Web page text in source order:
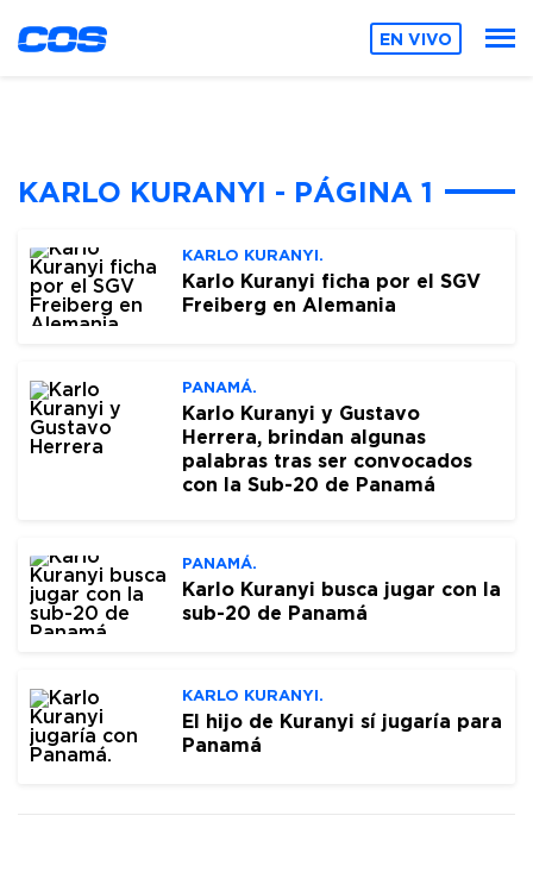
EN VIVO
KARLO KURANYI - PÁGINA 1
KARLO KURANYI.
Karlo Kuranyi ficha por el SGV
Freiberg en Alemania
PANAMÁ.
Karlo Kuranyi y Gustavo
Herrera, brindan algunas
palabras tras ser convocados
con la Sub-20 de Panamá
PANAMÁ.
Karlo Kuranyi busca jugar con la
sub-20 de Panamá
KARLO KURANYI.
El hijo de Kuranyi sí jugaría para
Panamá